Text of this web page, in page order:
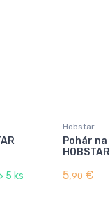
5 ks
Hobstar
Pohár na
HOBSTAR
5,90 €